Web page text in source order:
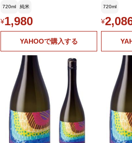
20ml
720ml 純米
¥1,980
YAHOOで購入する
720ml
¥